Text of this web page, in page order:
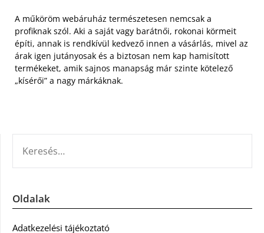
A műköröm webáruház természetesen nemcsak a
profiknak szól. Aki a saját vagy barátnői, rokonai körmeit
építi, annak is rendkívül kedvező innen a vásárlás, mivel az
árak igen jutányosak és a biztosan nem kap hamisított
termékeket, amik sajnos manapság már szinte kötelező
„kísérői” a nagy márkáknak.
Oldalak
Adatkezelési tájékoztató